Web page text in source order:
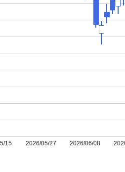
15 2026/05/27 2026/06/08